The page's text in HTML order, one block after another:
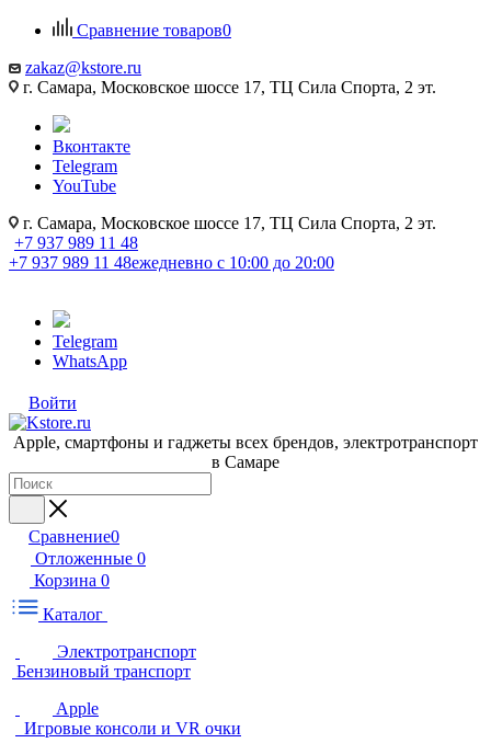
Сравнение товаров0
zakaz@kstore.ru
г. Самара, Московское шоссе 17, ТЦ Сила Спорта, 2 эт.
Вконтакте
Telegram
YouTube
г. Самара, Московское шоссе 17, ТЦ Сила Спорта, 2 эт.
+7 937 989 11 48
+7 937 989 11 48ежедневно с 10:00 до 20:00
Telegram
WhatsApp
Войти
Apple, cмартфоны и гаджеты всех брендов, электротранспорт
в Самаре
Сравнение0
Отложенные 0
Корзина 0
Каталог
Электротранспорт
Бензиновый транспорт
Apple
Игровые консоли и VR очки